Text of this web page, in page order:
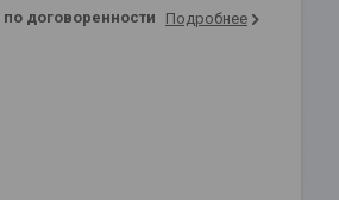
по договоренности Подробнее